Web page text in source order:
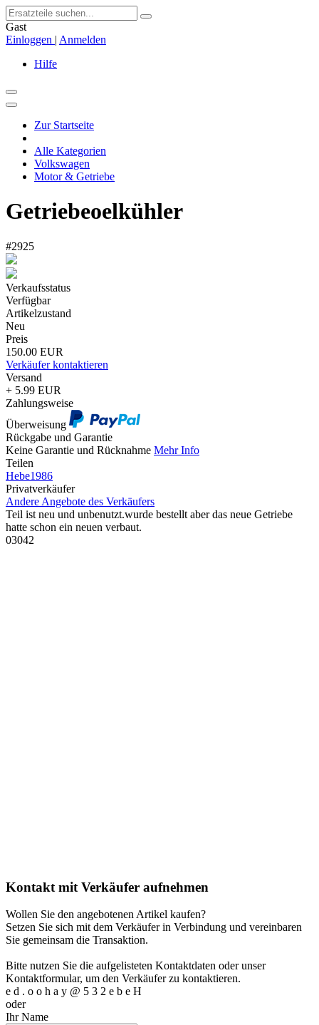
Gast
Einloggen | Anmelden
Hilfe
Zur Startseite
Alle Kategorien
Volkswagen
Motor & Getriebe
Getriebeoelkühler
#2925
Verkaufsstatus
Verfügbar
Artikelzustand
Neu
Preis
150.00 EUR
Verkäufer kontaktieren
Versand
+ 5.99 EUR
Zahlungsweise
Überweisung
Rückgabe und Garantie
Keine Garantie und Rücknahme Mehr Info
Teilen
Hebe1986
Privatverkäufer
Andere Angebote des Verkäufers
Teil ist neu und unbenutzt.wurde bestellt aber das neue Getriebe
hatte schon ein neuen verbaut.
03042
Kontakt mit Verkäufer aufnehmen
Wollen Sie den angebotenen Artikel kaufen?
Setzen Sie sich mit dem Verkäufer in Verbindung und vereinbaren
Sie gemeinsam die Transaktion.
Bitte nutzen Sie die aufgelisteten Kontaktdaten oder unser
Kontaktformular, um den Verkäufer zu kontaktieren.
e d . o o h a y @ 5 3 2 e b e H
oder
Ihr Name